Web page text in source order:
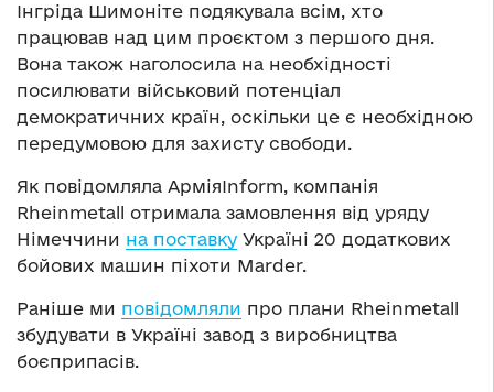
Інгріда Шимоніте подякувала всім, хто
працював над цим проєктом з першого дня.
Вона також наголосила на необхідності
посилювати військовий потенціал
демократичних країн, оскільки це є необхідною
передумовою для захисту свободи.
Як повідомляла АрміяInform, компанія
Rheinmetall отримала замовлення від уряду
Німеччини на поставку Україні 20 додаткових
бойових машин піхоти Marder.
Раніше ми повідомляли про плани Rheinmetall
збудувати в Україні завод з виробництва
боєприпасів.